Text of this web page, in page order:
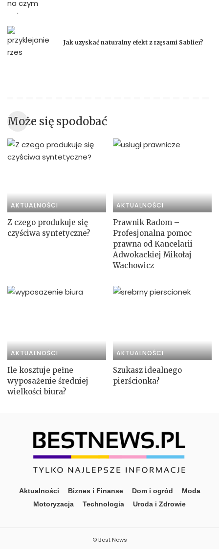
Jak uzyskać naturalny efekt z rzęsami Sablier?
Może się spodobać
AKTUALNOŚCI
Z czego produkuje się
czyściwa syntetyczne?
AKTUALNOŚCI
Prawnik Radom –
Profesjonalna pomoc
prawna od Kancelarii
Adwokackiej Mikołaj
Wachowicz
AKTUALNOŚCI
Ile kosztuje pełne
wyposażenie średniej
wielkości biura?
AKTUALNOŚCI
Szukasz idealnego
pierścionka?
Aktualności Biznes i Finanse Dom i ogród
Moda
Motoryzacja
Technologia Uroda i Zdrowie
© Best News